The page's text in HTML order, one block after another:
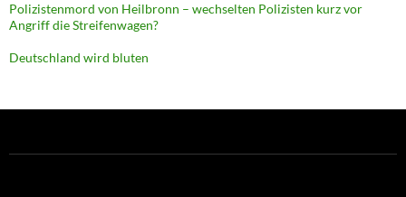
Polizistenmord von Heilbronn – wechselten Polizisten kurz vor
Angriff die Streifenwagen?
Deutschland wird bluten